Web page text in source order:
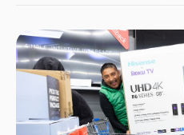
따라 연준의 긴축 스탠스가 달라질 수
1030만으로 전월의 1071만에서 소폭
예상보다 채용이 높을 경우 파월 의장의
전망된다. 전일(29일, 현지시각) 발표
기대치가 소폭 높아졌다는 점도 시장에
경기침체가 완만할 가능성을 시사하지
높인다는 점에서 연준의 긴축 기조가